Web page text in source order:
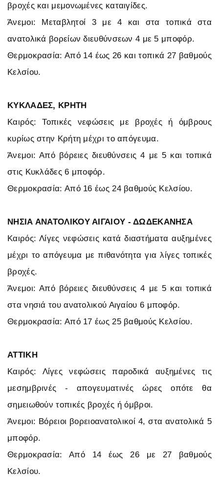
βροχές και μεμονωμένες καταιγίδες.
Άνεμοι: Μεταβλητοί 3 με 4 και στα τοπικά στα
ανατολικά βορείων διευθύνσεων 4 με 5 μποφόρ.
Θερμοκρασία: Από 14 έως 26 και τοπικά 27 βαθμούς
Κελσίου.
ΚΥΚΛΑΔΕΣ, ΚΡΗΤΗ
Καιρός: Τοπικές νεφώσεις με βροχές ή όμβρους
κυρίως στην Κρήτη μέχρι το απόγευμα.
Άνεμοι: Από βόρειες διευθύνσεις 4 με 5 και τοπικά
στις Κυκλάδες 6 μποφόρ.
Θερμοκρασία: Από 16 έως 24 βαθμούς Κελσίου.
ΝΗΣΙΑ ΑΝΑΤΟΛΙΚΟΥ ΑΙΓΑΙΟΥ - ΔΩΔΕΚΑΝΗΣΑ
Καιρός: Λίγες νεφώσεις κατά διαστήματα αυξημένες
μέχρι το απόγευμα με πιθανότητα για λίγες τοπικές
βροχές.
Άνεμοι: Από βόρειες διευθύνσεις 4 με 5 και τοπικά
στα νησιά του ανατολικού Αιγαίου 6 μποφόρ.
Θερμοκρασία: Από 17 έως 25 βαθμούς Κελσίου.
ΑΤΤΙΚΗ
Καιρός: Λίγες νεφώσεις παροδικά αυξημένες τις
μεσημβρινές - απογευματινές ώρες οπότε θα
σημειωθούν τοπικές βροχές ή όμβροι.
Άνεμοι: Βόρειοι βορειοανατολικοί 4, στα ανατολικά 5
μποφόρ.
Θερμοκρασία: Από 14 έως 26 με 27 βαθμούς
Κελσίου.